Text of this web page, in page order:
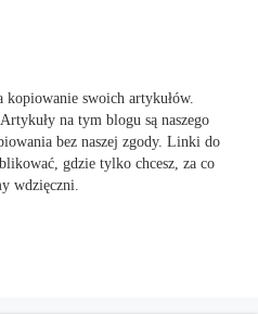
kopiowanie swoich artykułów.
na tym blogu są naszego
bez naszej zgody. Linki do
gdzie tylko chcesz, za co
wdzięczni.